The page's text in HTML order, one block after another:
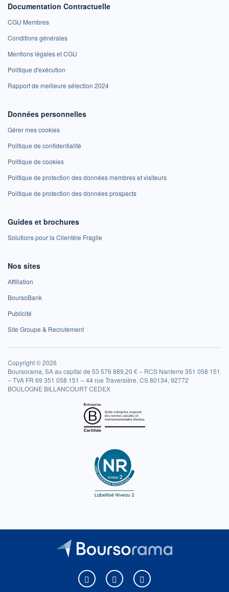
Documentation Contractuelle
CGU Membres
Conditions générales
Mentions légales et CGU
Politique d'exécution
Rapport de meilleure sélection 2024
Données personnelles
Gérer mes cookies
Politique de confidentialité
Politique de cookies
Politique de protection des données membres et visiteurs
Politique de protection des données prospects
Guides et brochures
Solutions pour la Clientèle Fragile
Nos sites
Affiliation
BoursoBank
Publicité
Site Groupe & Recrutement
Copyright © 2026
Boursorama, SA au capital de 53 576 889,20 € – RCS Nanterre 351 058 151
– TVA FR 69 351 058 151 – 44 rue Traversière, CS 80134, 92772
BOULOGNE BILLANCOURT CEDEX
Boursorama sur Facebook
Boursorama sur XBoursorama sur